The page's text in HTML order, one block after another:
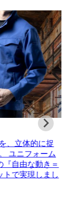
、立体的に捉
ユニフォーム
自由な動き＝
トで実現しまし